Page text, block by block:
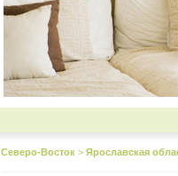
Северо-Восток > Ярославская